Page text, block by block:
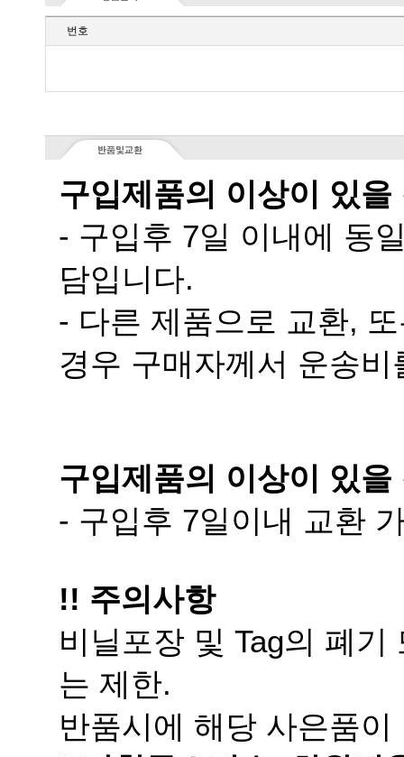
번호
구입제품의 이상이 있을
담입니다.
경우 구매자께서 운송
구입제품의 이상이 있
- 구입후 7일이내 교환
!! 주의사항
는 제한.
반품시에 해당 사은품